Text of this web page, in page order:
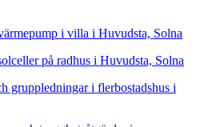
i villa i Huvudsta, Solna
på radhus i Huvudsta, Solna
gruppledningar i flerbostadshus i